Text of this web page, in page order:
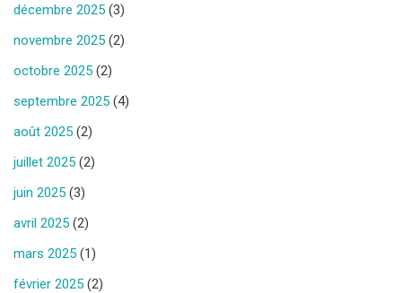
décembre 2025 (3)
novembre 2025 (2)
octobre 2025 (2)
septembre 2025 (4)
août 2025 (2)
juillet 2025 (2)
juin 2025 (3)
avril 2025 (2)
mars 2025 (1)
février 2025 (2)